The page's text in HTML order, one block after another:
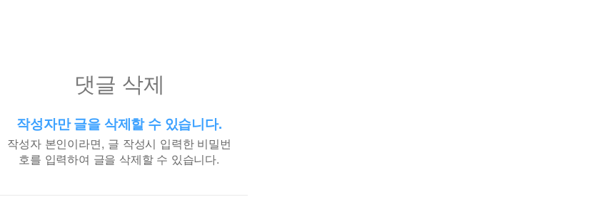
댓글 삭제
작성자만 글을 삭제할 수 있습니다.
작성자 본인이라면, 글 작성시 입력한 비밀번
호를 입력하여 글을 삭제할 수 있습니다.